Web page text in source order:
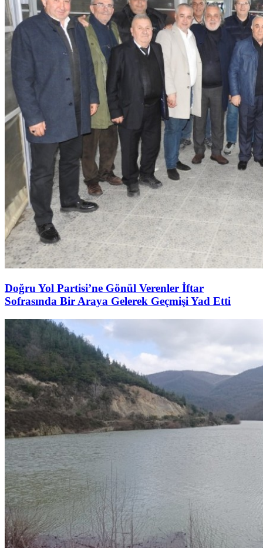
Doğru Yol Partisi’ne Gönül Verenler İftar
Sofrasında Bir Araya Gelerek Geçmişi Yad Etti